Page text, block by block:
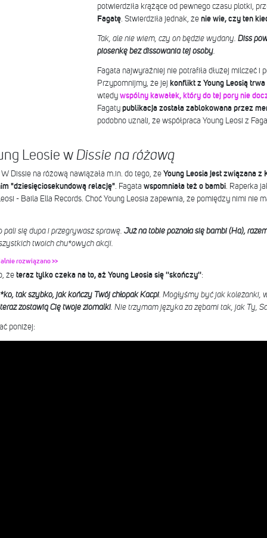
potwierdziła krążące od pewnego czasu plotki,
Fagatę. Stwierdziła jednak, że nie wie, czy ten
Tak, ale nie wiem, czy on będzie wydany. Diss
piosenkę bez dissowania tej osoby.
Fagata najwyraźniej nie potrafiła dłużej milczeć i
Przypomnijmy, że jej konflikt z Young Leosią
wtedy wspólny kawałek, który do tej pory nie
Fagaty publikacja została zablokowana przez
podobno uznali, że współpraca Young Leosi z
Leosie w Dissie na różową
Dissie na różową nawiązała m.in. do tego, że Young Leosia jest związana z
"dziesięciosekundową relację". Fagata wspomniała też o bambi. Raperka
- Baila Ella Records. Choć Young Leosia zapewnia, że pomiędzy nimi nie
pali się dupa i przegrywasz sprawę. Już na tobie poznała się bambi (Ha),
twoich chu*owych akcji.
rozwiązano >>
że teraz tylko czeka na to, aż Young Leosia się ''skończy'':
tak szybko, jak kończy Twój chłopak Kacpi. Mogłyśmy być jak koleżanki,
zostawią Cię twoje ziomalki. Nie trzymam języka za zębami tak, jak Ty,
poniżej: